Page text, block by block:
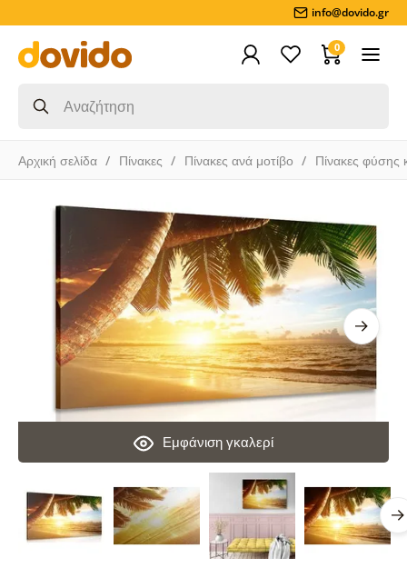
info@dovido.gr
0
Αρχική σελίδα Πίνακες Πίνακες ανά μοτίβο Πίνακες φύσης
Εμφάνιση γκαλερί